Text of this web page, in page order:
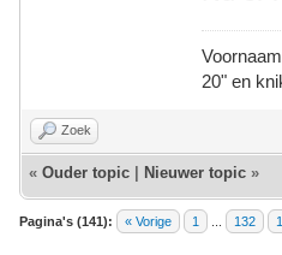
20" en
Zoek
« Ouder topic Nieuwer topic »
Pagina's (141): « Vorige 1 132